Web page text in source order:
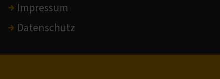
Impressum
Datenschutz